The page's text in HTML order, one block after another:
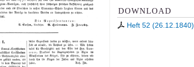
DOWNLOAD
Heft 52 (26.12.1840)